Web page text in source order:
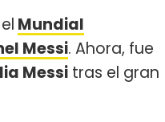
Mundial
Messi. Ahora, fue
Messi tras el gran